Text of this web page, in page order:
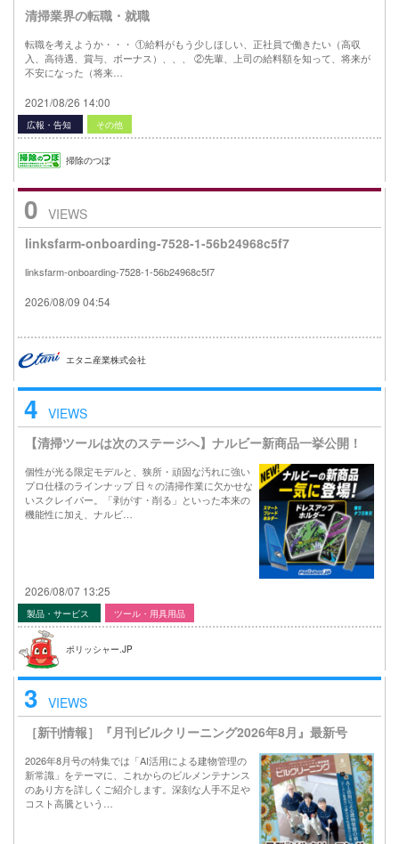
清掃業界の転職・就職
転職を考えようか・・・ ①給料がもう少しほしい、正社員で働きたい（高収
入、高待遇、賞与、ボーナス）、、、 ②先輩、上司の給料額を知って、将来が
不安になった（将来…
2021/08/26 14:00
広報・告知 その他
掃除のつぼ
0 VIEWS
linksfarm-onboarding-7528-1-56b24968c5f7
linksfarm-onboarding-7528-1-56b24968c5f7
2026/08/09 04:54
エタニ産業株式会社
4 VIEWS
【清掃ツールは次のステージへ】ナルビー新商品一挙公開！
個性が光る限定モデルと、狭所・頑固な汚れに強い
プロ仕様のラインナップ 日々の清掃作業に欠かせな
いスクレイパー。「剥がす・削る」といった本来の
機能性に加え、ナルビ…
2026/08/07 13:25
製品・サービス ツール・用具用品
ポリッシャー.JP
3 VIEWS
［新刊情報］『月刊ビルクリーニング2026年8月』最新号
2026年8月号の特集では「AI活用による建物管理の
新常識」をテーマに、これからのビルメンテナンス
のあり方を詳しくご紹介します。深刻な人手不足や
コスト高騰という…